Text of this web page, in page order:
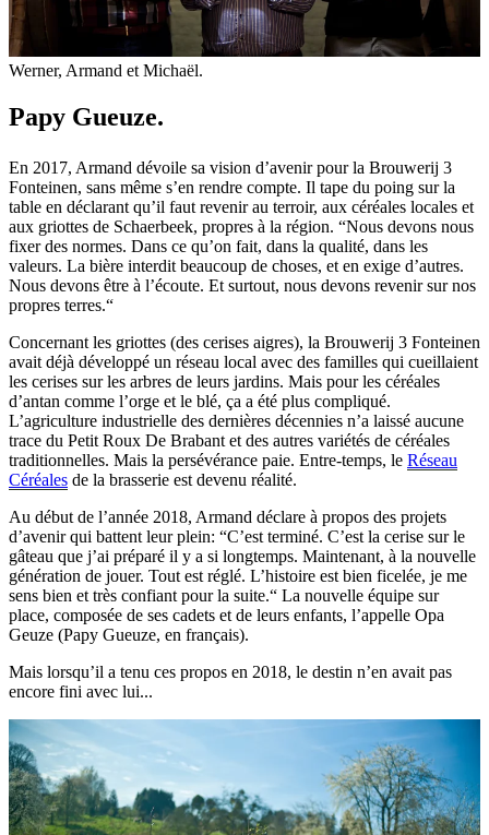
Werner, Armand et Michaël.
Papy Gueuze.
En 2017, Armand dévoile sa vision d’avenir pour la Brouwerij 3
Fonteinen, sans même s’en rendre compte. Il tape du poing sur la
table en déclarant qu’il faut revenir au terroir, aux céréales locales et
aux griottes de Schaerbeek, propres à la région. “Nous devons nous
fixer des normes. Dans ce qu’on fait, dans la qualité, dans les
valeurs. La bière interdit beaucoup de choses, et en exige d’autres.
Nous devons être à l’écoute. Et surtout, nous devons revenir sur nos
propres terres.“
Concernant les griottes (des cerises aigres), la Brouwerij 3 Fonteinen
avait déjà développé un réseau local avec des familles qui cueillaient
les cerises sur les arbres de leurs jardins. Mais pour les céréales
d’antan comme l’orge et le blé, ça a été plus compliqué.
L’agriculture industrielle des dernières décennies n’a laissé aucune
trace du Petit Roux De Brabant et des autres variétés de céréales
traditionnelles. Mais la persévérance paie. Entre-temps, le Réseau
Céréales de la brasserie est devenu réalité.
Au début de l’année 2018, Armand déclare à propos des projets
d’avenir qui battent leur plein: “C’est terminé. C’est la cerise sur le
gâteau que j’ai préparé il y a si longtemps. Maintenant, à la nouvelle
génération de jouer. Tout est réglé. L’histoire est bien ficelée, je me
sens bien et très confiant pour la suite.“ La nouvelle équipe sur
place, composée de ses cadets et de leurs enfants, l’appelle Opa
Geuze (Papy Gueuze, en français).
Mais lorsqu’il a tenu ces propos en 2018, le destin n’en avait pas
encore fini avec lui...